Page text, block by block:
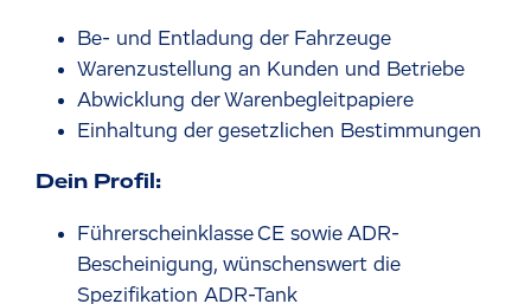
Be- und Entladung der Fahrzeuge
Warenzustellung an Kunden und Betriebe
Abwicklung der Warenbegleitpapiere
Einhaltung der gesetzlichen Bestimmungen
Dein Profil:
Führerscheinklasse CE sowie ADR-
Bescheinigung, wünschenswert die
Spezifikation ADR-Tank